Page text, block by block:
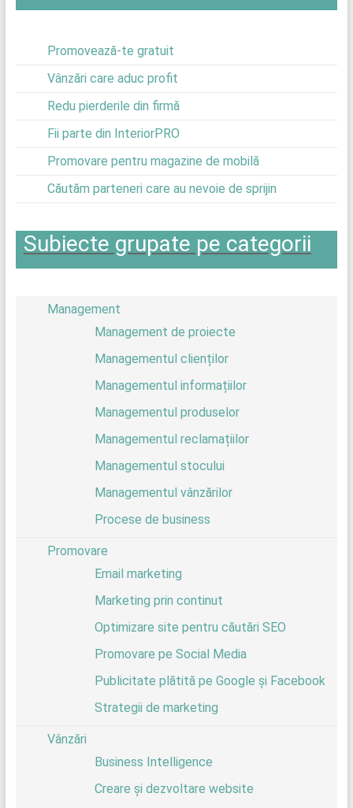
Promovează-te gratuit
Vânzări care aduc profit
Redu pierderile din firmă
Fii parte din InteriorPRO
Promovare pentru magazine de mobilă
Căutăm parteneri care au nevoie de sprijin
Subiecte grupate pe categorii
Management
Management de proiecte
Managementul clienților
Managementul informațiilor
Managementul produselor
Managementul reclamațiilor
Managementul stocului
Managementul vânzărilor
Procese de business
Promovare
Email marketing
Marketing prin continut
Optimizare site pentru căutări SEO
Promovare pe Social Media
Publicitate plătită pe Google și Facebook
Strategii de marketing
Vânzări
Business Intelligence
Creare și dezvoltare website